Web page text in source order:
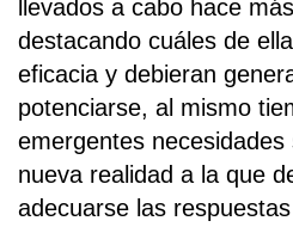
llevados a cabo hace
destacando cuáles de
eficacia y debieran
potenciarse, al mismo
emergentes
nueva realidad a la que
adecuarse las